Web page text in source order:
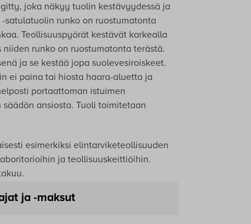
joka näkyy tuolin kestävyydessä ja
satulatuolin runko on ruostumatonta
Teollisuuspyörät kestävät karkealla
runko on ruostumatonta terästä.
ja se kestää jopa suolevesiroiskeet.
ei paina tai hiosta haara-aluetta ja
portaattoman istuimen
ansiosta. Tuoli toimitetaan
esimerkiksi elintarviketeollisuuden
ja teollisuuskeittiöihin.
ja -maksut